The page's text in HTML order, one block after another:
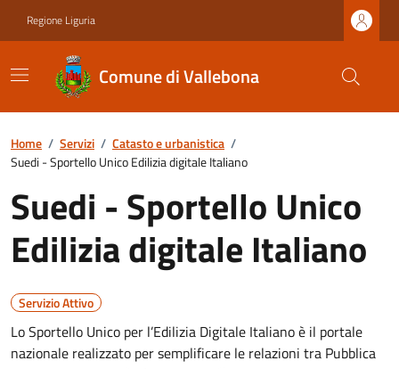
Regione Liguria
Comune di Vallebona
Home / Servizi / Catasto e urbanistica /
Suedi - Sportello Unico Edilizia digitale Italiano
Suedi - Sportello Unico
Edilizia digitale Italiano
Servizio Attivo
Lo Sportello Unico per l’Edilizia Digitale Italiano è il portale
nazionale realizzato per semplificare le relazioni tra Pubblica